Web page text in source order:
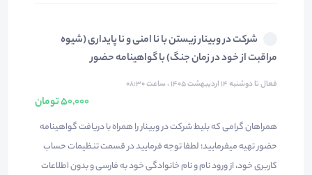
شرکت در وبینار زیستن با نا امنی و نا پایداری (شیوه
مراقبت از خود در زمان جنگ) با گواهینامه حضور
فعال تا دوشنبه ۱۴ اردیبهشت ۱۴۰۵ ، ساعت ۰۸:۳۰
50,000 تومان
همراهان گرامی که بلیط شرکت در وبینار را همراه با دریافت گواهینامه
حضور تهیه میفرمایید؛ لطفا توجه فرمایید در قسمت تنظیمات حساب
کاربری خود، از ورود نام و نام خانوادگی خود به فارسی و بدون اطلاعات